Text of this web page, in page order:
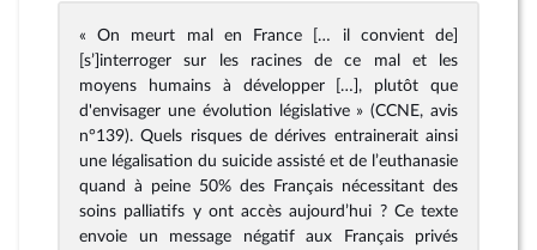
« On meurt mal en France [… il convient de]
[s’]interroger sur les racines de ce mal et les
moyens humains à développer […], plutôt que
d'envisager une évolution législative » (CCNE, avis
n°139). Quels risques de dérives entrainerait ainsi
une légalisation du suicide assisté et de l’euthanasie
quand à peine 50% des Français nécessitant des
soins palliatifs y ont accès aujourd’hui ? Ce texte
envoie un message négatif aux Français privés